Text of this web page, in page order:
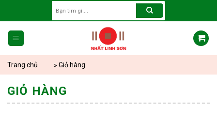
content
for:
Trang chủ » Giỏ hàng
GIỎ HÀNG